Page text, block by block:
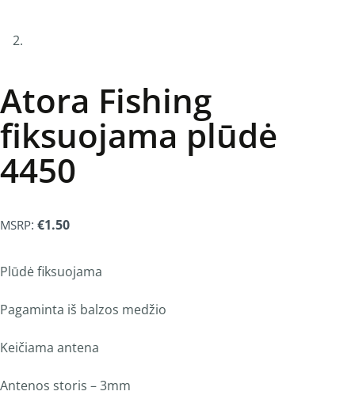
Atora Fishing
fiksuojama plūdė
4450
MSRP: €1.50
Plūdė fiksuojama
Pagaminta iš balzos medžio
Keičiama antena
Antenos storis – 3mm